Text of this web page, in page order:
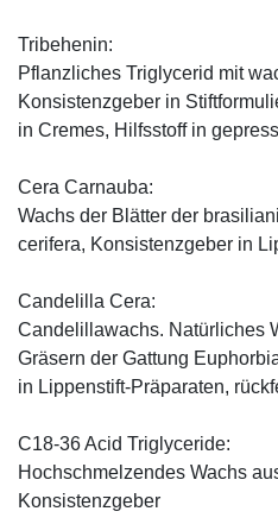
Tribehenin:
Pflanzliches Triglycerid mit
Konsistenzgeber in
in Cremes, Hilfsstoff in
Cera Carnauba:
Wachs der Blätter der
cerifera, Konsistenzgeber in
Candelilla Cera:
Candelillawachs. Natürliches
Gräsern der Gattung
in Lippenstift-Präparaten,
C18-36 Acid Triglyceride:
Hochschmelzendes Wachs
Konsistenzgeber